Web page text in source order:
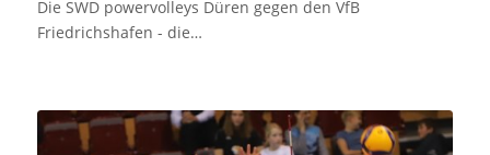
Die SWD powervolleys Düren gegen den VfB
Friedrichshafen - die…